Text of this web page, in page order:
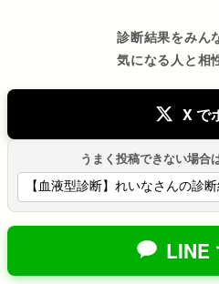
診断結果をみん
気になる人と相
X で
うまく投稿できない場合
LINE